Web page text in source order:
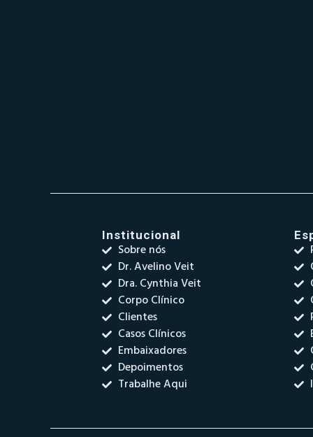
Institucional
Sobre nós
Dr. Avelino Veit
Dra. Cynthia Veit
Corpo Clínico
Clientes
Casos Clínicos
Embaixadores
Depoimentos
Trabalhe Aqui